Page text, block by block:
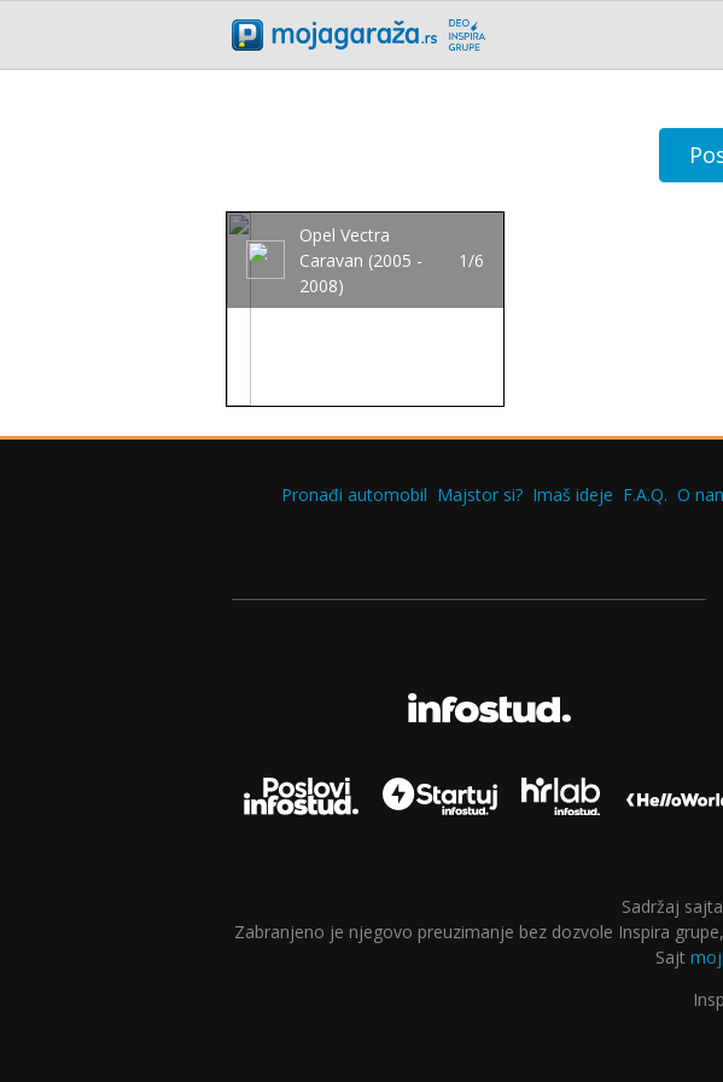
Opel Vectra
Caravan (2005 -
2008)
1/6
Pronađi automobil Majstor si? Imaš ideje F.A.Q. O
Sadržaj sajta
Zabranjeno je njegovo preuzimanje bez dozvole Inspira
Sajt